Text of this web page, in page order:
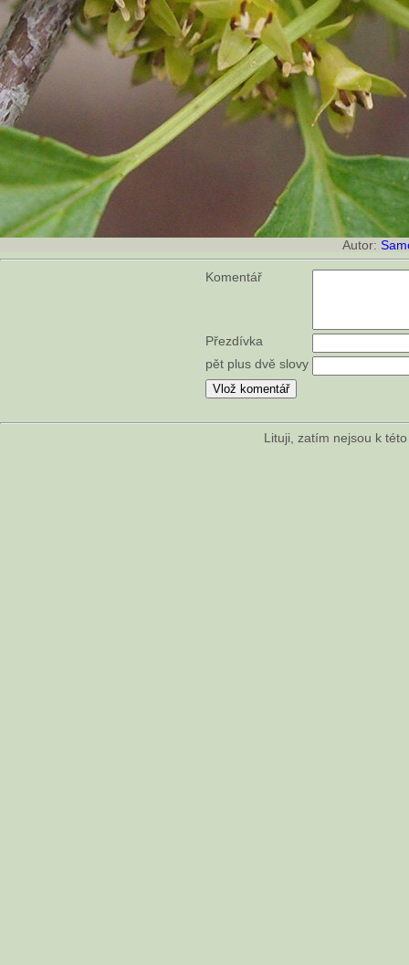
Autor:
Komentář
Přezdívka
pět plus dvě slovy
Lituji, zatím nejsou k